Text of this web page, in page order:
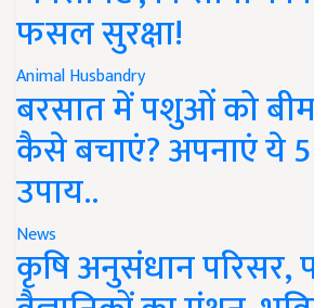
फसल सुरक्षा!
Animal Husbandry
बरसात में पशुओं को
कैसे बचाएं? अपनाएं ये
उपाय..
News
कृषि अनुसंधान परिसर,